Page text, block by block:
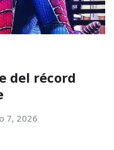
del récord
7, 2026